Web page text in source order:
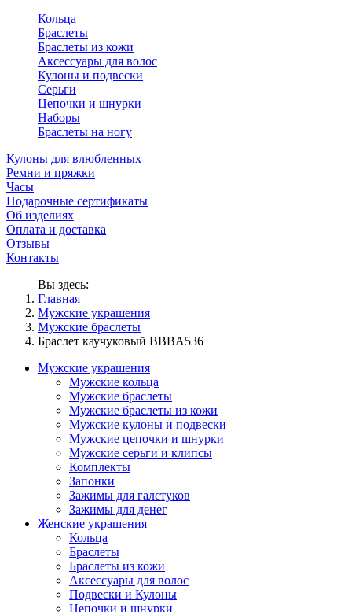
Кольца
Браслеты
Браслеты из кожи
Аксессуары для волос
Кулоны и подвески
Серьги
Цепочки и шнурки
Наборы
Браслеты на ногу
Кулоны для влюбленных
Ремни и пряжки
Часы
Подарочные сертификаты
Об изделиях
Оплата и доставка
Отзывы
Контакты
Вы здесь:
Главная
Мужские украшения
Мужские браслеты
Браслет каучуковый BBBA536
Мужские украшения
Мужские кольца
Мужские браслеты
Мужские браслеты из кожи
Мужские кулоны и подвески
Мужские цепочки и шнурки
Мужские серьги и клипсы
Комплекты
Запонки
Зажимы для галстуков
Зажимы для денег
Женские украшения
Кольца
Браслеты
Браслеты из кожи
Аксессуары для волос
Подвески и Кулоны
Цепочки и шнурки